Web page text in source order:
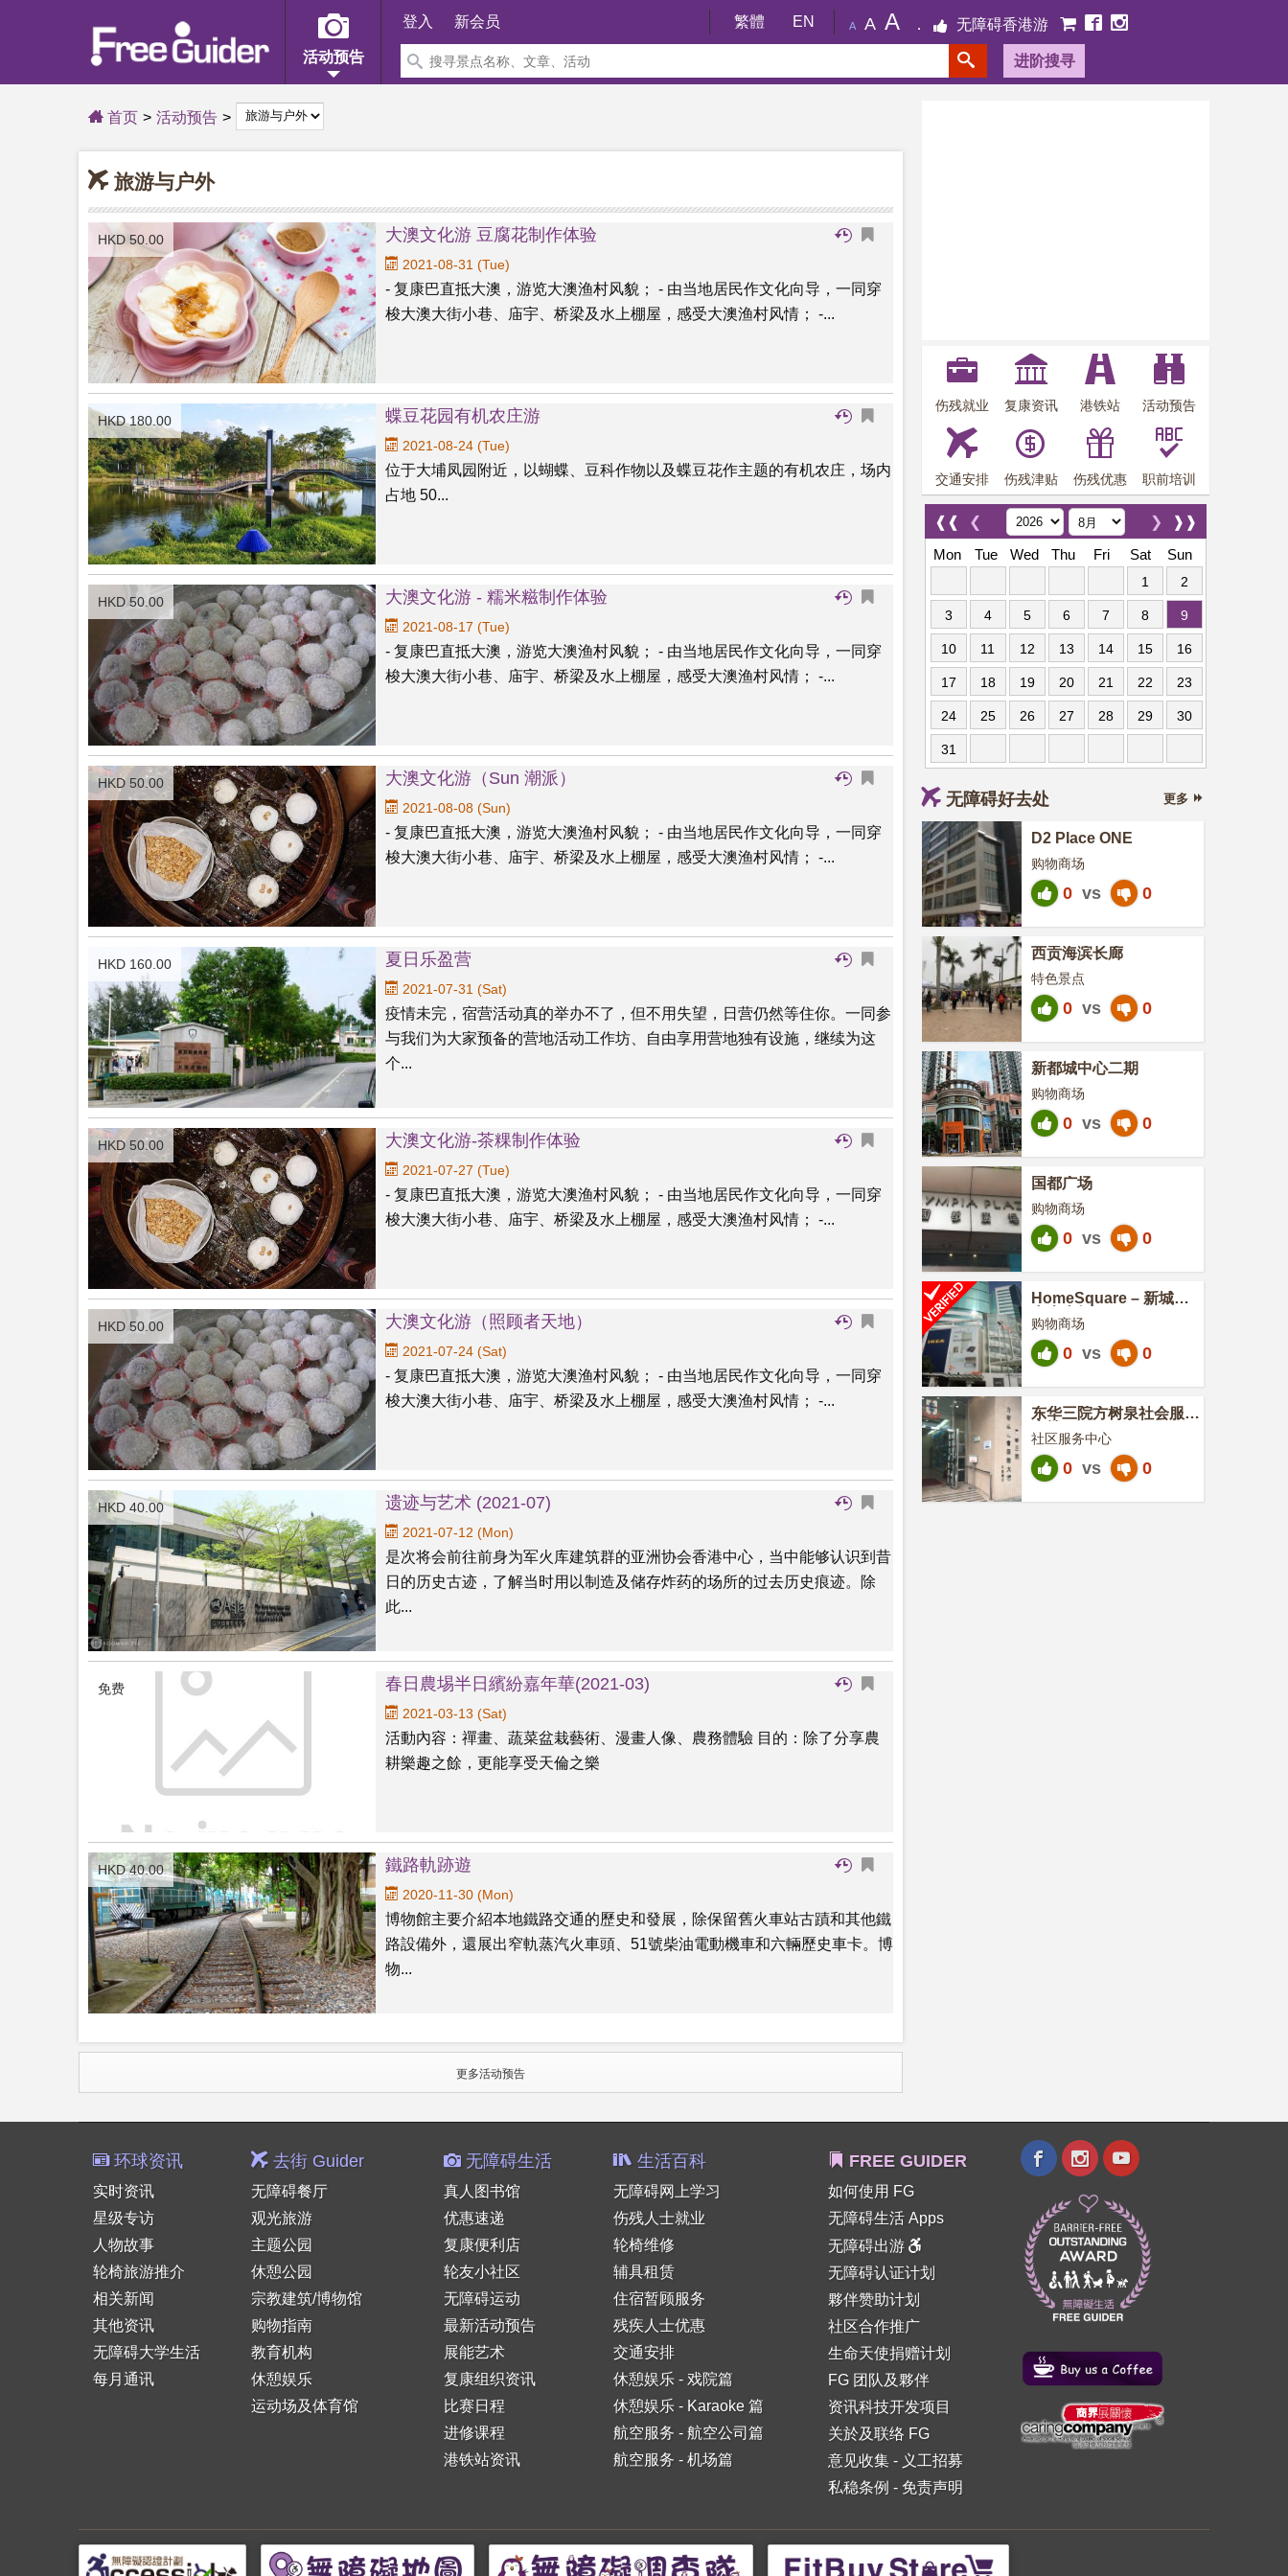
活动预告
登入 新会员 繁體 EN A A A 无障碍香港游
进阶搜寻
首页 活动预告
旅游与户外
HKD 50.00 大澳文化游 豆腐花制作体验
2021-08-31 (Tue)
- 复康巴直抵大澳，游览大澳渔村风貌； - 由当地居民作文化向导，一同穿
梭大澳大街小巷、庙宇、桥梁及水上棚屋，感受大澳渔村风情； -...
HKD 180.00 蝶豆花园有机农庄游
2021-08-24 (Tue)
位于大埔凤园附近，以蝴蝶、豆科作物以及蝶豆花作主题的有机农庄，场内
占地 50...
HKD 50.00 大澳文化游 - 糯米糍制作体验
2021-08-17 (Tue)
- 复康巴直抵大澳，游览大澳渔村风貌； - 由当地居民作文化向导，一同穿
梭大澳大街小巷、庙宇、桥梁及水上棚屋，感受大澳渔村风情； -...
HKD 50.00 大澳文化游（Sun 潮派）
2021-08-08 (Sun)
- 复康巴直抵大澳，游览大澳渔村风貌； - 由当地居民作文化向导，一同穿
梭大澳大街小巷、庙宇、桥梁及水上棚屋，感受大澳渔村风情； -...
HKD 160.00 夏日乐盈营
2021-07-31 (Sat)
疫情未完，宿营活动真的举办不了，但不用失望，日营仍然等住你。一同参
与我们为大家预备的营地活动工作坊、自由享用营地独有设施，继续为这
个...
HKD 50.00 大澳文化游-茶粿制作体验
2021-07-27 (Tue)
- 复康巴直抵大澳，游览大澳渔村风貌； - 由当地居民作文化向导，一同穿
梭大澳大街小巷、庙宇、桥梁及水上棚屋，感受大澳渔村风情； -...
HKD 50.00 大澳文化游（照顾者天地）
2021-07-24 (Sat)
- 复康巴直抵大澳，游览大澳渔村风貌； - 由当地居民作文化向导，一同穿
梭大澳大街小巷、庙宇、桥梁及水上棚屋，感受大澳渔村风情； -...
HKD 40.00 遗迹与艺术 (2021-07)
2021-07-12 (Mon)
是次将会前往前身为军火库建筑群的亚洲协会香港中心，当中能够认识到昔
日的历史古迹，了解当时用以制造及储存炸药的场所的过去历史痕迹。除
此...
免费 春日農埸半日繽紛嘉年華(2021-03)
2021-03-13 (Sat)
活動內容：禪畫、蔬菜盆栽藝術、漫畫人像、農務體驗 目的：除了分享農
耕樂趣之餘，更能享受天倫之樂
HKD 40.00 鐵路軌跡遊
2020-11-30 (Mon)
博物館主要介紹本地鐵路交通的歷史和發展，除保留舊火車站古蹟和其他鐵
路設備外，還展出窄軌蒸汽火車頭、51號柴油電動機車和六輛歷史車卡。博
物...
更多活动预告
伤残就业 复康资讯 港铁站 活动预告
交通安排 伤残津贴 伤残优惠 职前培训
❰❰ ❮ ❱❱
❯
Mon
Tue Wed Thu Fri Sat Sun
1 2
3 4 5 6 7 8 9
10 11 12 13 14 15 16
17 18 19 20 21 22 23
24 25 26 27 28 29 30
31
无障碍好去处 更多
D2 Place ONE
购物商场
0 vs 0
西贡海滨长廊
特色景点
0 vs 0
新都城中心二期
购物商场
0 vs 0
国都广场
购物商场
0 vs 0
HomeSquare – 新城市
中央广场
购物商场
0 vs 0
东华三院方树泉社会服务
大楼
社区服务中心
0 vs 0
环球资讯
实时资讯
星级专访
人物故事
轮椅旅游推介
相关新闻
其他资讯
无障碍大学生活
每月通讯
去街 Guider
无障碍餐厅
观光旅游
主题公园
休憩公园
宗教建筑/博物馆
购物指南
教育机构
休憩娱乐
运动场及体育馆
无障碍生活
真人图书馆
优惠速递
复康便利店
轮友小社区
无障碍运动
最新活动预告
展能艺术
复康组织资讯
比赛日程
进修课程
港铁站资讯
生活百科
无障碍网上学习
伤残人士就业
轮椅维修
辅具租赁
住宿暂顾服务
残疾人士优惠
交通安排
休憩娱乐 - 戏院篇
休憩娱乐 - Karaoke 篇
航空服务 - 航空公司篇
航空服务 - 机场篇
FREE GUIDER
如何使用 FG
无障碍生活 Apps
无障碍出游
无障碍认证计划
夥伴赞助计划
社区合作推广
生命天使捐赠计划
FG 团队及夥伴
资讯科技开发项目
关於及联络 FG
意见收集- 义工招募
私稳条例 - 免责声明